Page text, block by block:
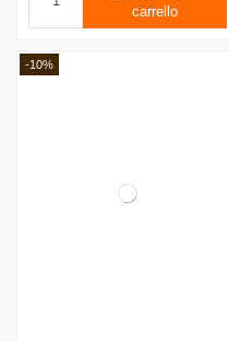
carrello
-10%